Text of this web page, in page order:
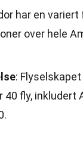
har en
over hele
:
40 fly, inkludert